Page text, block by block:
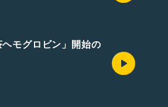
モグロビン」開始の